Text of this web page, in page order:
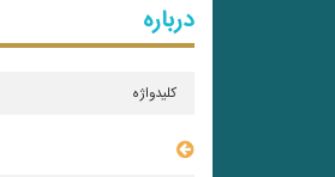
درباره
کلیدواژه